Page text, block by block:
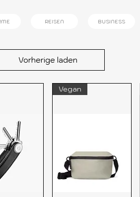
REISEN BUSINESS
Vorherige laden
Vegan